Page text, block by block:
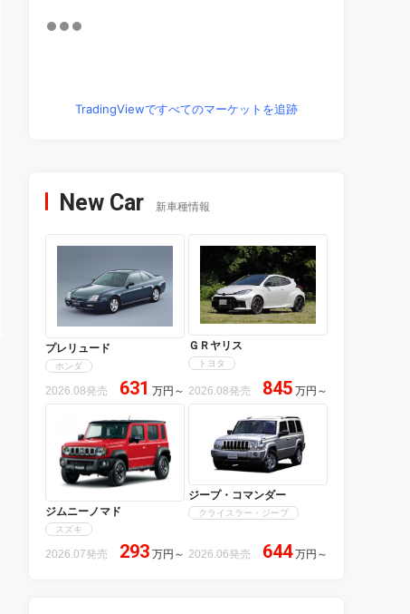
TradingViewですべてのマーケットを追跡
New Car 新車種情報
プレリュード
ホンダ
2026.08発売 631 万円 ～
ＧＲヤリス
トヨタ
2026.08発売 845 万円 ～
ジムニーノマド
スズキ
2026.07発売 293 万円 ～
ジープ・コマンダー
クライスラー・ジープ
2026.06発売 644万円 ～